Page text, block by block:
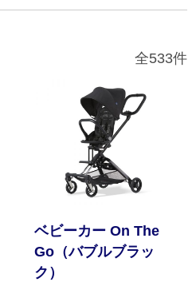
オフィシャルFacebook
オフィシャルInstagram
× 閉じる
全533件
ベビーカー On The
Go（バブルブラッ
ク）